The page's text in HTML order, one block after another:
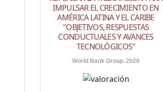
IMPULSAR EL CRECIMIENTO EN
AMÉRICA LATINA Y EL CARIBE
"OBJETIVOS, RESPUESTAS
CONDUCTUALES Y AVANCES
TECNOLÓGICOS"
World Bank Group. 2026